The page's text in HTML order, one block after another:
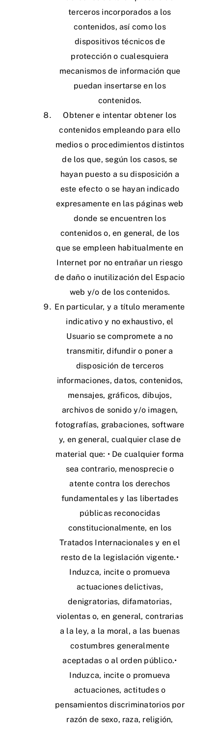
terceros incorporados a los
contenidos, así como los
dispositivos técnicos de
protección o cualesquiera
mecanismos de información que
puedan insertarse en los
contenidos.
Obtener e intentar obtener los
contenidos empleando para ello
medios o procedimientos distintos
de los que, según los casos, se
hayan puesto a su disposición a
este efecto o se hayan indicado
expresamente en las páginas web
donde se encuentren los
contenidos o, en general, de los
que se empleen habitualmente en
Internet por no entrañar un riesgo
de daño o inutilización del Espacio
web y/o de los contenidos.
En particular, y a título meramente
indicativo y no exhaustivo, el
Usuario se compromete a no
transmitir, difundir o poner a
disposición de terceros
informaciones, datos, contenidos,
mensajes, gráficos, dibujos,
archivos de sonido y/o imagen,
fotografías, grabaciones, software
y, en general, cualquier clase de
material que: • De cualquier forma
sea contrario, menosprecie o
atente contra los derechos
fundamentales y las libertades
públicas reconocidas
constitucionalmente, en los
Tratados Internacionales y en el
resto de la legislación vigente.•
Induzca, incite o promueva
actuaciones delictivas,
denigratorias, difamatorias,
violentas o, en general, contrarias
a la ley, a la moral, a las buenas
costumbres generalmente
aceptadas o al orden público.•
Induzca, incite o promueva
actuaciones, actitudes o
pensamientos discriminatorios por
razón de sexo, raza, religión,